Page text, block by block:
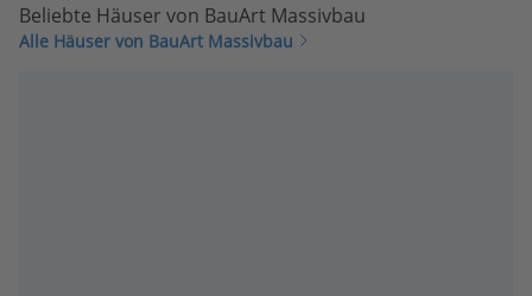
Beliebte Häuser von BauArt Massivbau
Alle Häuser von BauArt Massivbau